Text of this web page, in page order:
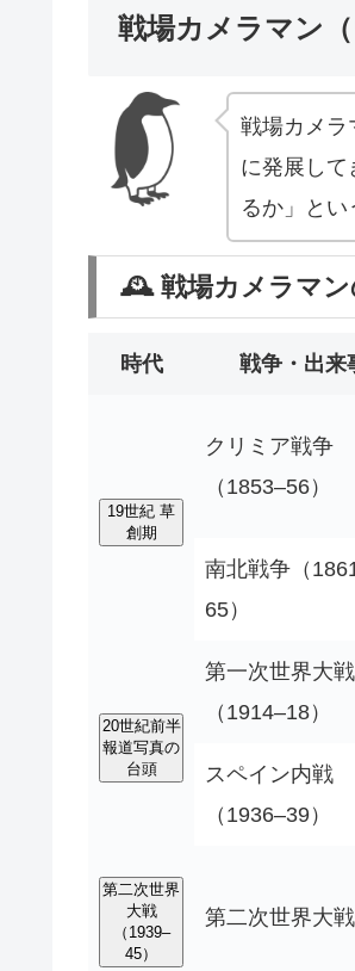
戦場カメラマン
戦場カメラ
に発展し
るか」と
🕰 戦場カメラマン
時代 戦争・出来
19世紀 草
創期
クリミア戦争
（1853–56）
南北戦争（
65）
20世紀前半
報道写真の
台頭
第一次世界大戦
（1914–18）
スペイン内戦
（1936–39）
第二次世界
大戦
（1939–
45）
第二次世界大戦